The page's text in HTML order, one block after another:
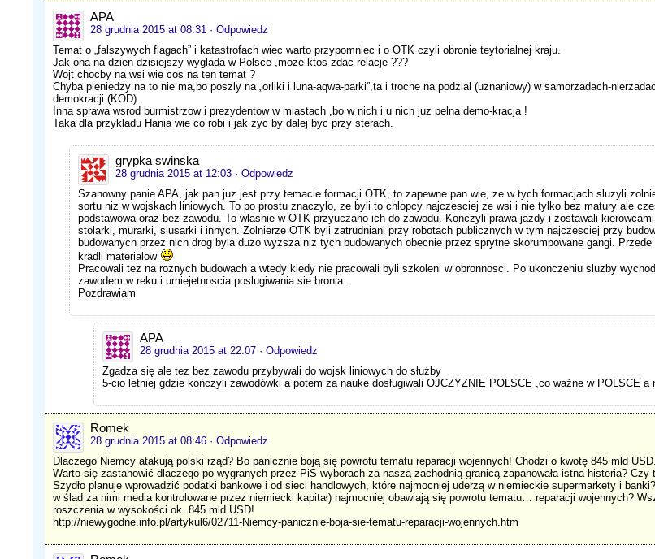
APA
28 grudnia 2015 at 08:31 · Odpowiedz
Temat o „falszywych flagach” i katastrofach wiec warto przypomniec i o OTK czyli obronie teytorialnej kraju.
Jak ona na dzien dzisiejszy wyglada w Polsce ,moze ktos zdac relacje ???
Wojt chocby na wsi wie cos na ten temat ?
Chyba pieniedzy na to nie ma,bo poszly na „orliki i luna-aqwa-parki”,ta i troche na podzial (uznaniowy) w samorzadach-
demokracji (KOD).
Inna sprawa wsrod burmistrzow i prezydentow w miastach ,bo w nich i u nich juz pelna demo-kracja !
Taka dla przykladu Hania wie co robi i jak zyc by dalej byc przy sterach.
grypka swinska
28 grudnia 2015 at 12:03 · Odpowiedz
Szanowny panie APA, jak pan juz jest przy temacie formacji OTK, to zapewne pan wie, ze w tych formacjach sluzyli
sortu niz w wojskach liniowych. To po prostu znaczylo, ze byli to chlopcy najczesciej ze wsi i nie tylko bez matury ale
podstawowa oraz bez zawodu. To wlasnie w OTK przyuczano ich do zawodu. Konczyli prawa jazdy i zostawali
stolarki, murarki, slusarki i innych. Zolnierze OTK byli zatrudniani przy robotach publicznych w tym najczesciej przy
budowanych przez nich drog byla duzo wyzsza niz tych budowanych obecnie przez sprytne skorumpowane gangi.
kradli materialow
Pracowali tez na roznych budowach a wtedy kiedy nie pracowali byli szkoleni w obronnosci. Po ukonczeniu sluzby
zawodem w reku i umiejetnoscia poslugiwania sie bronia.
Pozdrawiam
APA
28 grudnia 2015 at 22:07 · Odpowiedz
Zgadza się ale tez bez zawodu przybywali do wojsk liniowych do służby
5-cio letniej gdzie kończyli zawodówki a potem za nauke dosługiwali OJCZYZNIE POLSCE ,co ważne w POLSCE a
Romek
28 grudnia 2015 at 08:46 · Odpowiedz
Dlaczego Niemcy atakują polski rząd? Bo panicznie boją się powrotu tematu reparacji wojennych! Chodzi o kwotę 845 mld USD.
Warto się zastanowić dlaczego po wygranych przez PiS wyborach za naszą zachodnią granicą zapanowała istna histeria?
Szydło planuje wprowadzić podatki bankowe i od sieci handlowych, które najmocniej uderzą w niemieckie supermarkety i
w ślad za nimi media kontrolowane przez niemiecki kapitał) najmocniej obawiają się powrotu tematu… reparacji wojennych?
roszczenia w wysokości ok. 845 mld USD!
http://niewygodne.info.pl/artykul6/02711-Niemcy-panicznie-boja-sie-tematu-reparacji-wojennych.htm